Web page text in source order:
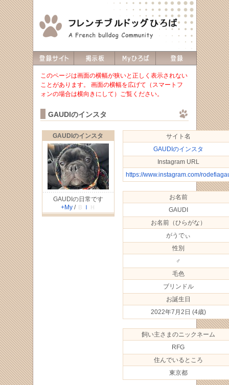
このページは画面の横幅が狭いと正しく表示されない
ことがあります。 画面の横幅を広げて（スマートフ
ォンの場合は横向きにして）ご覧ください。
GAUDIのインスタ
GAUDIのインスタ
GAUDIの日常です
+My/ Ｂ Ｉ Ｈ
サイト名
GAUDIのインスタ
Instagram URL
https://www.instagram.com/
お名前
GAUDI
お名前（ひらがな）
がうでぃ
性別
♂
毛色
ブリンドル
お誕生日
2022年7月2日 (4歳)
飼い主さまのニックネーム
RFG
住んでいるところ
東京都